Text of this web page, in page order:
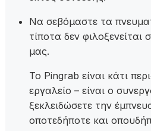
Να σεβόμαστε τα
τίποτα δεν φιλοξενείται
μας.
Το Pingrab είναι κάτι
εργαλείο – είναι ο
ξεκλειδώσετε την
οποτεδήποτε και